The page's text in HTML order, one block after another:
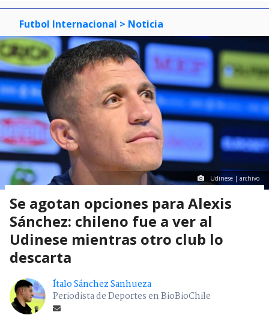
Futbol Internacional > Noticia
Udinese | archivo
Se agotan opciones para Alexis
Sánchez: chileno fue a ver al
Udinese mientras otro club lo
descarta
Ítalo Sánchez Sanhueza
Periodista de Deportes en BioBioChile